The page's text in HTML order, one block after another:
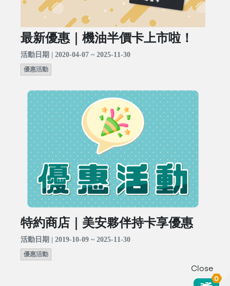
最新優惠｜機油半價卡上市啦！
活動日期 | 2020-04-07 ~ 2025-11-30
優惠活動
特約商店｜美安夥伴持卡享優惠
活動日期 | 2019-10-09 ~ 2025-11-30
優惠活動
Close
0